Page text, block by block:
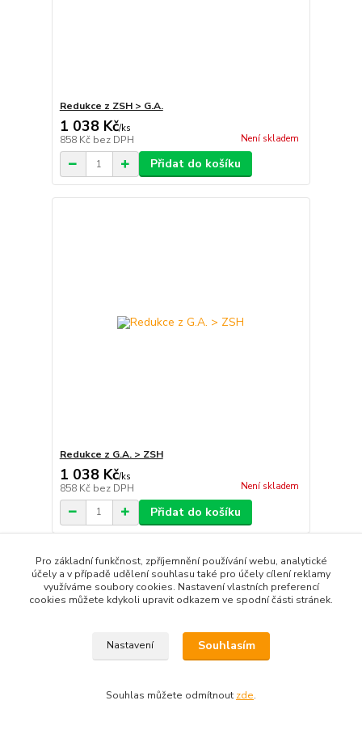
Redukce z ZSH > G.A.
1 038 Kč/ks
858 Kč bez DPH Není skladem
Přidat do košíku
Redukce z G.A. > ZSH
1 038 Kč/ks
858 Kč bez DPH Není skladem
Přidat do košíku
Načíst další produkty (12)
strana z 2
Pro základní funkčnost, zpříjemnění používání webu, analytické
účely a v případě udělení souhlasu také pro účely cílení reklamy
využíváme soubory cookies. Nastavení vlastních preferencí
cookies můžete kdykoli upravit odkazem ve spodní části stránek.
Nastavení Souhlasím
Souhlas můžete odmítnout zde.